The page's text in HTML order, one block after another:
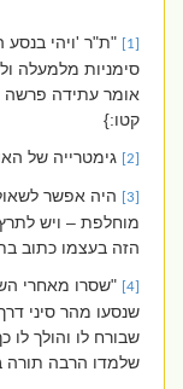
"ת"ר 'ויהי בנסע
סימניות מלמעלה
אומר עתידה פרשה
קטו:}
גימטרייה של האות
היה אפשר לשאול
מוחלפת – ויש לתרץ
הזה בעצמו כתוב
"שסרו מאחרי
שנסעו מהר סיני
שבורח לו והולך לו
שלמדו הרבה תורה